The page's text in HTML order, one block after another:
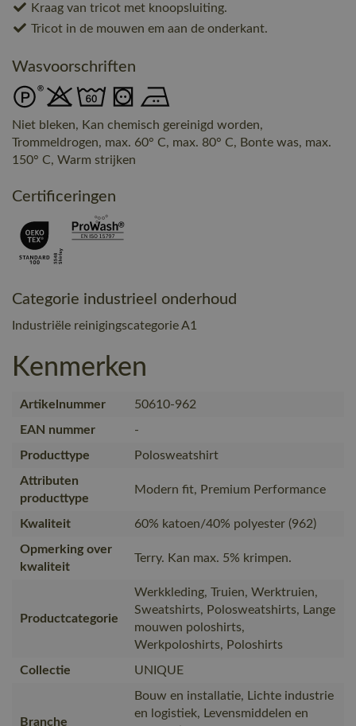
Kraag van tricot met knoopsluiting.
Tricot in de mouwen em aan de onderkant.
Wasvoorschriften
Niet bleken, Kan chemisch gereinigd worden,
Trommeldrogen, max. 60° C, max. 80° C, Bonte was, max.
150° C, Warm strijken
Certificeringen
Categorie industrieel onderhoud
Industriële reinigingscategorie A1
Kenmerken
Artikelnummer
50610-962
EAN nummer
-
Producttype
Polosweatshirt
Attributen
producttype
Modern fit, Premium Performance
Kwaliteit
60% katoen/40% polyester (962)
Opmerking over
kwaliteit
Terry. Kan max. 5% krimpen.
Productcategorie
Werkkleding, Truien, Werktruien,
Sweatshirts, Polosweatshirts, Lange
mouwen poloshirts,
Werkpoloshirts, Poloshirts
Collectie
UNIQUE
Branche
Bouw en installatie, Lichte industrie
en logistiek, Levensmiddelen en